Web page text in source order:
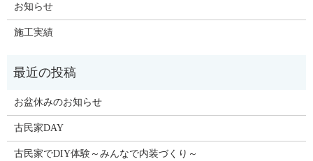
お知らせ
施工実績
お盆休みのお知らせ
古民家DAY
古民家でDIY体験～みんなで内装づくり～